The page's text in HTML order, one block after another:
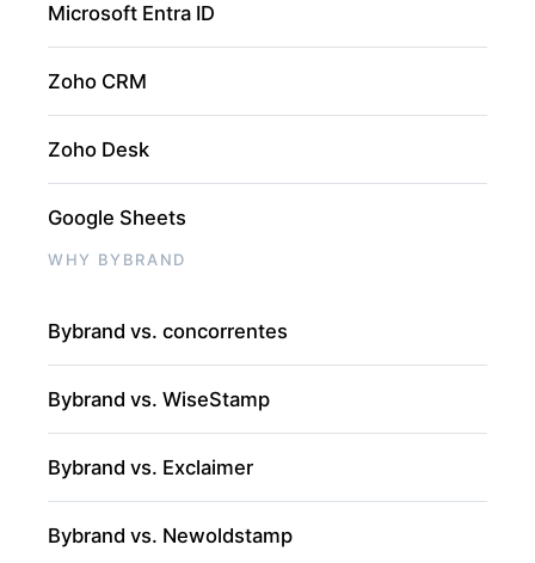
Microsoft Entra ID
Zoho CRM
Zoho Desk
Google Sheets
WHY BYBRAND
Bybrand vs. concorrentes
Bybrand vs. WiseStamp
Bybrand vs. Exclaimer
Bybrand vs. Newoldstamp